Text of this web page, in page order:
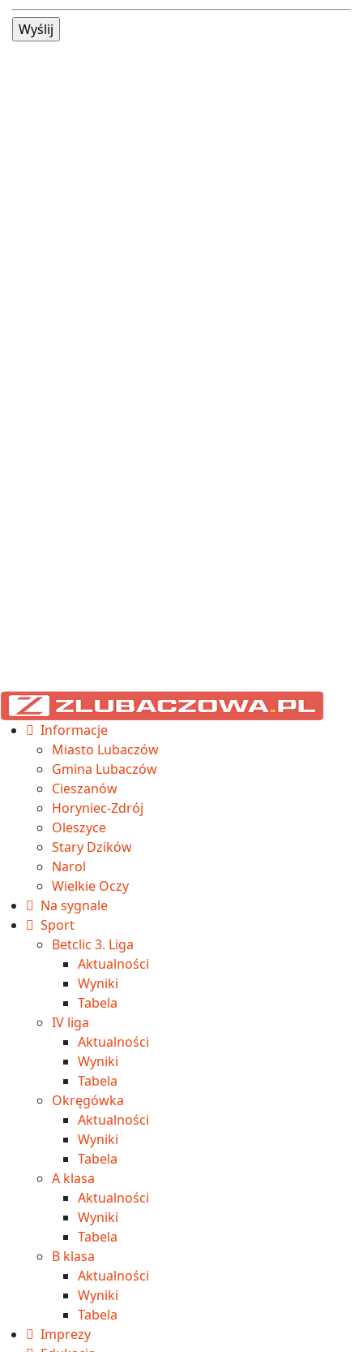
Wyślij
Informacje
Miasto Lubaczów
Gmina Lubaczów
Cieszanów
Horyniec-Zdrój
Oleszyce
Stary Dzików
Narol
Wielkie Oczy
Na sygnale
Sport
Betclic 3. Liga
Aktualności
Wyniki
Tabela
IV liga
Aktualności
Wyniki
Tabela
Okręgówka
Aktualności
Wyniki
Tabela
A klasa
Aktualności
Wyniki
Tabela
B klasa
Aktualności
Wyniki
Tabela
Imprezy